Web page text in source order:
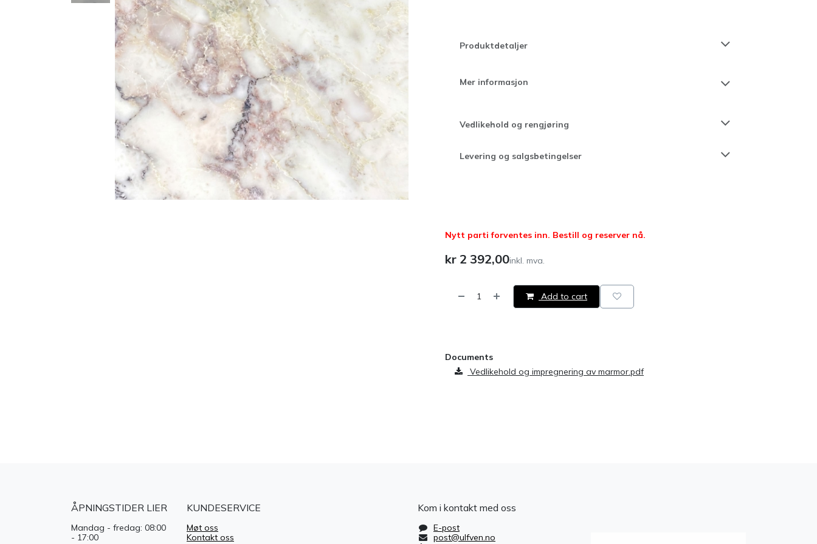
Produktdetaljer
Mer informasjon
Vedlikehold og rengjøring
Levering og salgsbetingelser
Nytt parti forventes inn. Bestill og reserver nå.
kr 2 392,00inkl. mva.
Add to cart
Documents
Vedlikehold og impregnering av marmor.pdf
ÅPNINGSTIDER LIER
Mandag - fredag: 08:00
- 17:00
KUNDESERVICE
Møt oss
Kontakt oss
Kom i kontakt med oss
E-post
post@ulfven.no